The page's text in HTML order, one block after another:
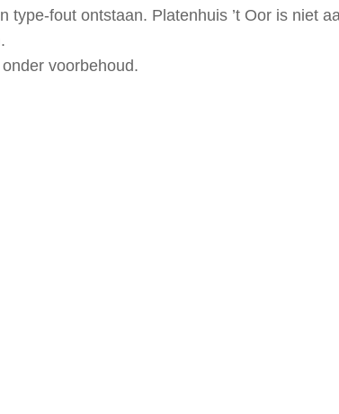
type-fout ontstaan. Platenhuis ’t Oor is niet
voorbehoud.